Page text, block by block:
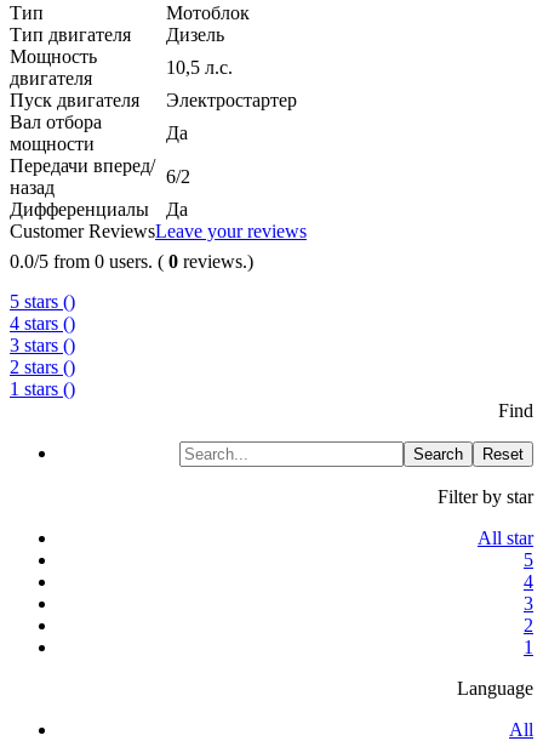
Тип
Мотоблок
Тип двигателя
Дизель
Мощность
двигателя
10,5 л.с.
Пуск двигателя
Электростартер
Вал отбора
мощности
Да
Передачи вперед/
назад
6/2
Дифференциалы
Да
Customer ReviewsLeave your reviews
0.0/5 from 0 users. ( 0 reviews.)
5 stars ()
4 stars ()
3 stars ()
2 stars ()
1 stars ()
Find
Search Reset
Filter by star
All star
5
4
3
2
1
Language
All